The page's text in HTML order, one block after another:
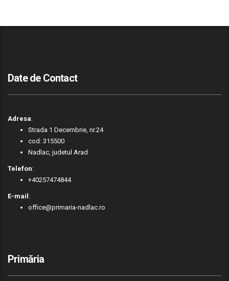
Date de Contact
Adresa:
Strada 1 Decembrie, nr.24
cod: 315500
Nadlac, judetul Arad
Telefon:
+40257474844
E-mail:
office@primaria-nadlac.ro
Primăria